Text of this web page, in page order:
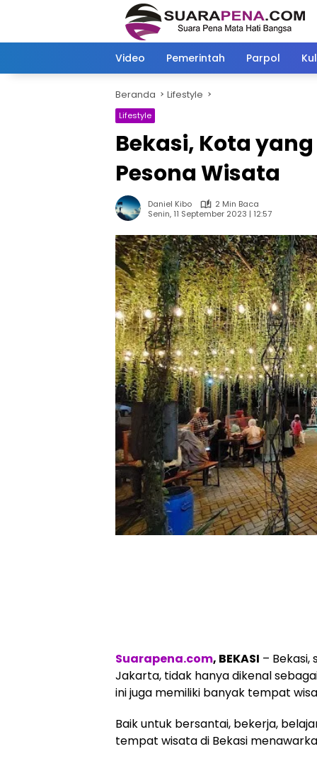
Video Pemerintah Parpol
Beranda Lifestyle
Lifestyle
Bekasi, Kota
Pesona Wisata
Daniel Kibo
2 Min Baca
Senin, 11 September 2023 | 12:57
Suarapena.com, BEKASI –
Jakarta, tidak hanya dikenal
ini juga memiliki banyak tempat
Baik untuk bersantai, bekerja,
tempat wisata di Bekasi